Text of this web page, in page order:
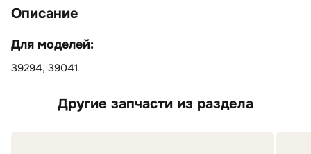
Описание
Для моделей:
39294, 39041
Другие запчасти из раздела